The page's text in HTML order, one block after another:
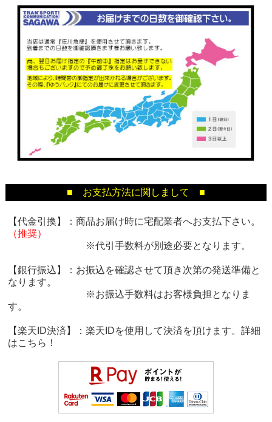
■ お支払方法に関しまして ■
【代金引換】：商品お届け時に宅配業者へお支払下さい。
（推奨）
※代引手数料が別途必要となります。
【銀行振込】：お振込を確認させて頂き次第の発送準備と
なります。
※お振込手数料はお客様負担となりま
す。
【楽天ID決済】：楽天IDを使用して決済を頂けます。詳細
はこちら！